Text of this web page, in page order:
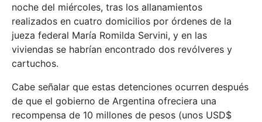
noche del miércoles, tras los allanamientos
realizados en cuatro domicilios por órdenes de la
jueza federal María Romilda Servini, y en las
viviendas se habrían encontrado dos revólveres y
cartuchos.
Cabe señalar que estas detenciones ocurren después
de que el gobierno de Argentina ofreciera una
recompensa de 10 millones de pesos (unos USD$